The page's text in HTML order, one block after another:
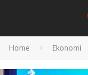
Home Ekonomi